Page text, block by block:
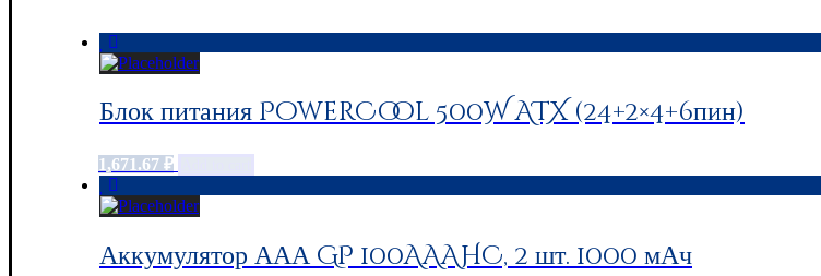
Блок питания PowerCool 500W ATX (24+2×4+6пин)
1,671.67 ₽
Аккумулятор ААА GP 100AAAHC, 2 шт. 1000 мАч